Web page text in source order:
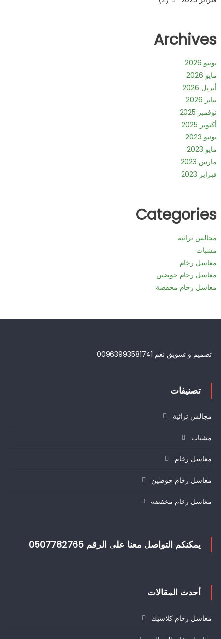
Archives
يونيو 2026
مايو 2026
أبريل 2026
يناير 2026
نوفمبر 2025
أكتوبر 2025
يونيو 2023
مايو 2023
مارس 2023
فبراير 2023
Categories
مجالس تراثية
مشبات
مغاسل رخام
مغاسل رخام حوضين
مغاسل رخام مخفضة
تصميم و تسويق نغم 00963993581741
تصنيفات
مجالس تراثية
مشبات
مغاسل رخام
مغاسل رخام حوضين
مغاسل رخام مخفضة
يمكنكم التواصل معنا على الرقم 0507782765
أحدث المقالات
مغاسل رخام كلاسيك